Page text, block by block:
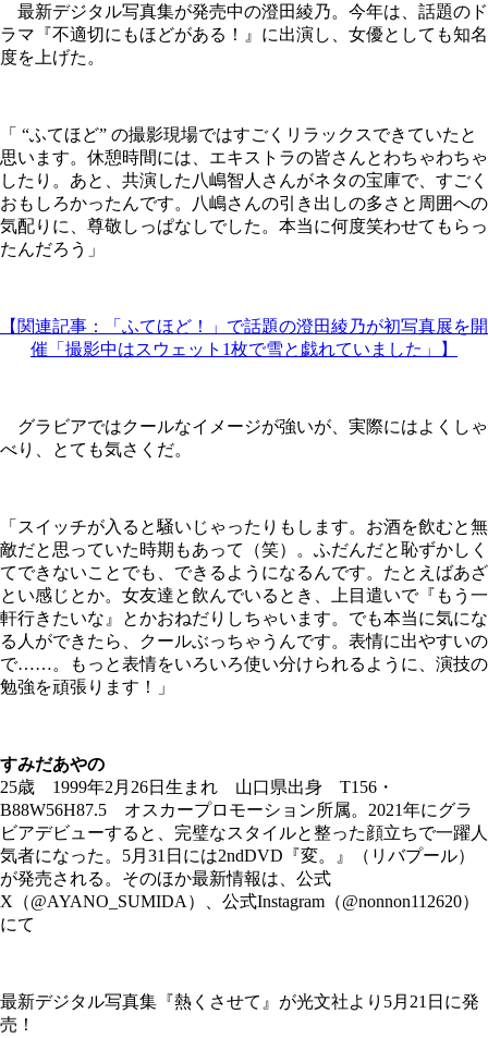
最新デジタル写真集が発売中の澄田綾乃。今年は、話題のド
ラマ『不適切にもほどがある！』に出演し、女優としても知名
度を上げた。
「 “ふてほど” の撮影現場ではすごくリラックスできていたと
思います。休憩時間には、エキストラの皆さんとわちゃわちゃ
したり。あと、共演した八嶋智人さんがネタの宝庫で、すごく
おもしろかったんです。八嶋さんの引き出しの多さと周囲への
気配りに、尊敬しっぱなしでした。本当に何度笑わせてもらっ
たんだろう」
【関連記事：「ふてほど！」で話題の澄田綾乃が初写真展を開
催「撮影中はスウェット1枚で雪と戯れていました」】
グラビアではクールなイメージが強いが、実際にはよくしゃ
べり、とても気さくだ。
「スイッチが入ると騒いじゃったりもします。お酒を飲むと無
敵だと思っていた時期もあって（笑）。ふだんだと恥ずかしく
てできないことでも、できるようになるんです。たとえばあざ
とい感じとか。女友達と飲んでいるとき、上目遣いで『もう一
軒行きたいな』とかおねだりしちゃいます。でも本当に気にな
る人ができたら、クールぶっちゃうんです。表情に出やすいの
で……。もっと表情をいろいろ使い分けられるように、演技の
勉強を頑張ります！」
すみだあやの
25歳 1999年2月26日生まれ 山口県出身 T156・
B88W56H87.5 オスカープロモーション所属。2021年にグラ
ビアデビューすると、完璧なスタイルと整った顔立ちで一躍人
気者になった。5月31日には2ndDVD『変。』（リバプール）
が発売される。そのほか最新情報は、公式
X（@AYANO_SUMIDA）、公式Instagram（@nonnon112620）
にて
最新デジタル写真集『熱くさせて』が光文社より5月21日に発
売！